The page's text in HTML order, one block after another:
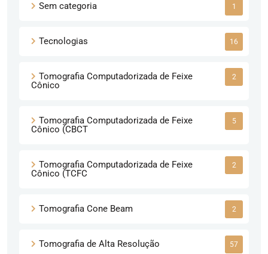
Sem categoria 1
Tecnologias 16
Tomografia Computadorizada de Feixe
Cônico
2
Tomografia Computadorizada de Feixe
Cônico (CBCT
5
Tomografia Computadorizada de Feixe
Cônico (TCFC
2
Tomografia Cone Beam 2
Tomografia de Alta Resolução 57